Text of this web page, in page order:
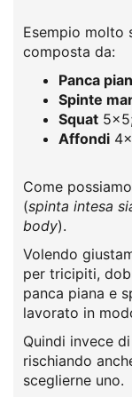
Esempio molto
composta da:
Panca
Spinte
Squat
Affondi
Come
(spinta intesa
body).
Volendo
per tricipiti,
panca piana e
lavorato in
Quindi invece
rischiando
sceglierne uno.